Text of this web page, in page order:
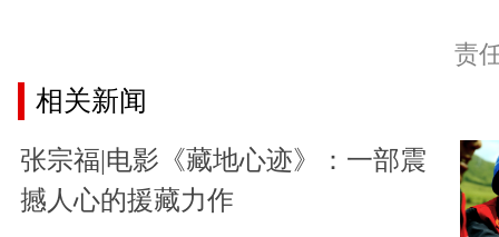
责
相关新闻
张宗福|电影《藏地心迹》：一部震
撼人心的援藏力作